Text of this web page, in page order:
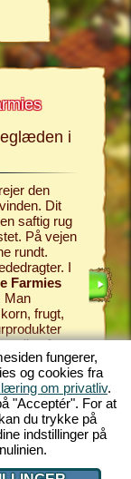
i
den
Dit
saftig rug
På vejen
rundt.
I
Farmies
Man
frugt,
– lige fra
My Little
med sine
farm-
med nu!
I det
skaber
opfører
og et
køer,
sælge.
som et
hvilke
Dalere,
hvilke
i
gårdejer
til en
den
nu!
fungerer,
og cookies fra
om privatliv.
"Acceptér". For at
du trykke på
indstillinger på